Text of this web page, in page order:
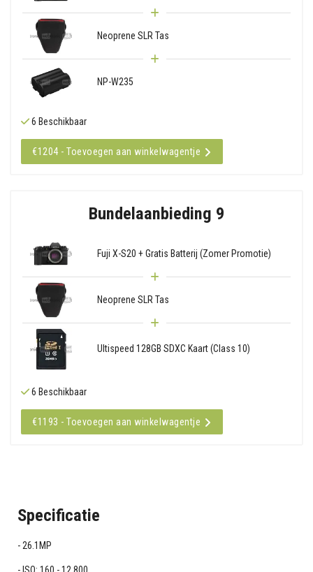
Neoprene SLR Tas
NP-W235
6 Beschikbaar
€1204 - Toevoegen aan winkelwagentje
Bundelaanbieding 9
Fuji X-S20 + Gratis Batterij (Zomer Promotie)
Neoprene SLR Tas
Ultispeed 128GB SDXC Kaart (Class 10)
6 Beschikbaar
€1193 - Toevoegen aan winkelwagentje
Specificatie
26.1MP